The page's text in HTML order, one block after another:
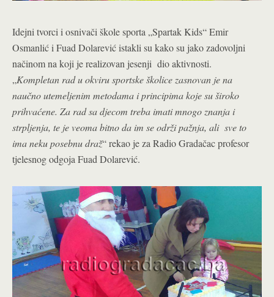
Idejni tvorci i osnivači škole sporta „Spartak Kids“ Emir
Osmanlić i Fuad Dolarević istakli su kako su jako zadovoljni
načinom na koji je realizovan jesenji dio aktivnosti.
„Kompletan rad u okviru sportske školice zasnovan je na
naučno utemeljenim metodama i principima koje su široko
prihvaćene. Za rad sa djecom treba imati mnogo znanja i
strpljenja, te je veoma bitno da im se održi pažnja, ali sve to
ima neku posebnu draž“ rekao je za Radio Gradačac profesor
tjelesnog odgoja Fuad Dolarević.